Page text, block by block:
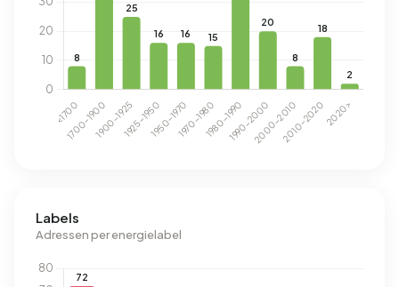
Labels
Adressen per energielabel